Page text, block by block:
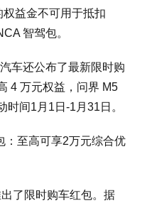
益金不可用于抵扣
智驾包。
车还公布了最新限时购
4 万元权益，问界 M5
时间1月1日-1月31日。
：至高可享2万元综合优
了限时购车红包。据